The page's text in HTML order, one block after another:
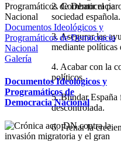
Documentos Ideológicos y
Programáticos de Democracia
Nacional
Galería
Documentos Ideológicos y
Programáticos de
Democracia Nacional
2. Combatir el
sociedad española.
3. Asegurar las
mediante políticas
4. Acabar con la
políticos.
5. Blindar España
descontrolada.
6. Frenar la